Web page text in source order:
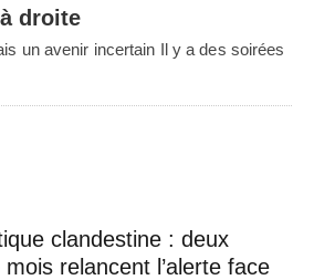
droite
un avenir incertain Il y a des soirées
clandestine : deux
relancent l’alerte face